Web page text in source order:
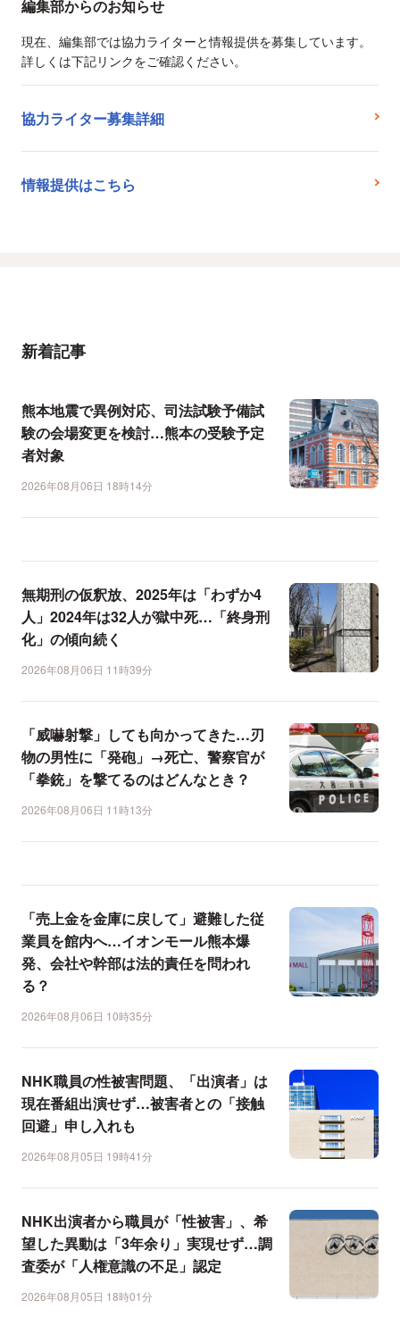
編集部からのお知らせ
現在、編集部では協力ライターと情報提供を募集しています。
詳しくは下記リンクをご確認ください。
協力ライター募集詳細
情報提供はこちら
新着記事
熊本地震で異例対応、司法試験予備試
験の会場変更を検討…熊本の受験予定
者対象
2026年08月06日 18時14分
無期刑の仮釈放、2025年は「わずか4
人」2024年は32人が獄中死…「終身刑
化」の傾向続く
2026年08月06日 11時39分
「威嚇射撃」しても向かってきた…刃
物の男性に「発砲」→死亡、警察官が
「拳銃」を撃てるのはどんなとき？
2026年08月06日 11時13分
「売上金を金庫に戻して」避難した従
業員を館内へ…イオンモール熊本爆
発、会社や幹部は法的責任を問われ
る？
2026年08月06日 10時35分
NHK職員の性被害問題、「出演者」は
現在番組出演せず…被害者との「接触
回避」申し入れも
2026年08月05日 19時41分
NHK出演者から職員が「性被害」、希
望した異動は「3年余り」実現せず…調
査委が「人権意識の不足」認定
2026年08月05日 18時01分